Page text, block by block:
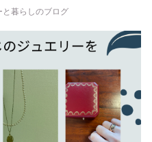
と暮らしのブログ